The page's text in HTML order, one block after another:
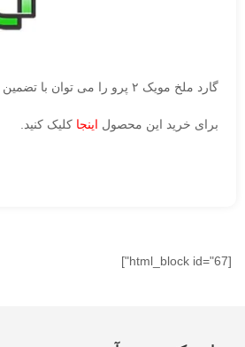
گارد ملخ مویک ۲ پرو را می توان با تضمین اصالت کالا و قیمت مناسب خریداری نمایید.
برای خرید این محصول اینجاکلیک کنید.
[html_block id="67"]